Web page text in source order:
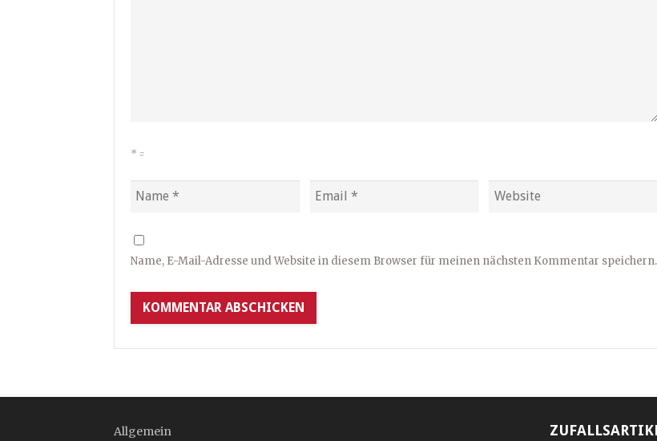
* =
Name, E-Mail-Adresse und Website in diesem Browser für meinen nächsten Kommentar speichern.
Allgemein